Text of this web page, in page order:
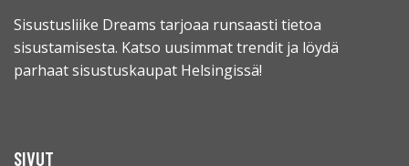
Sisustusliike Dreams tarjoaa runsaasti tietoa
sisustamisesta. Katso uusimmat trendit ja löydä
parhaat sisustuskaupat Helsingissä!
SIVUT